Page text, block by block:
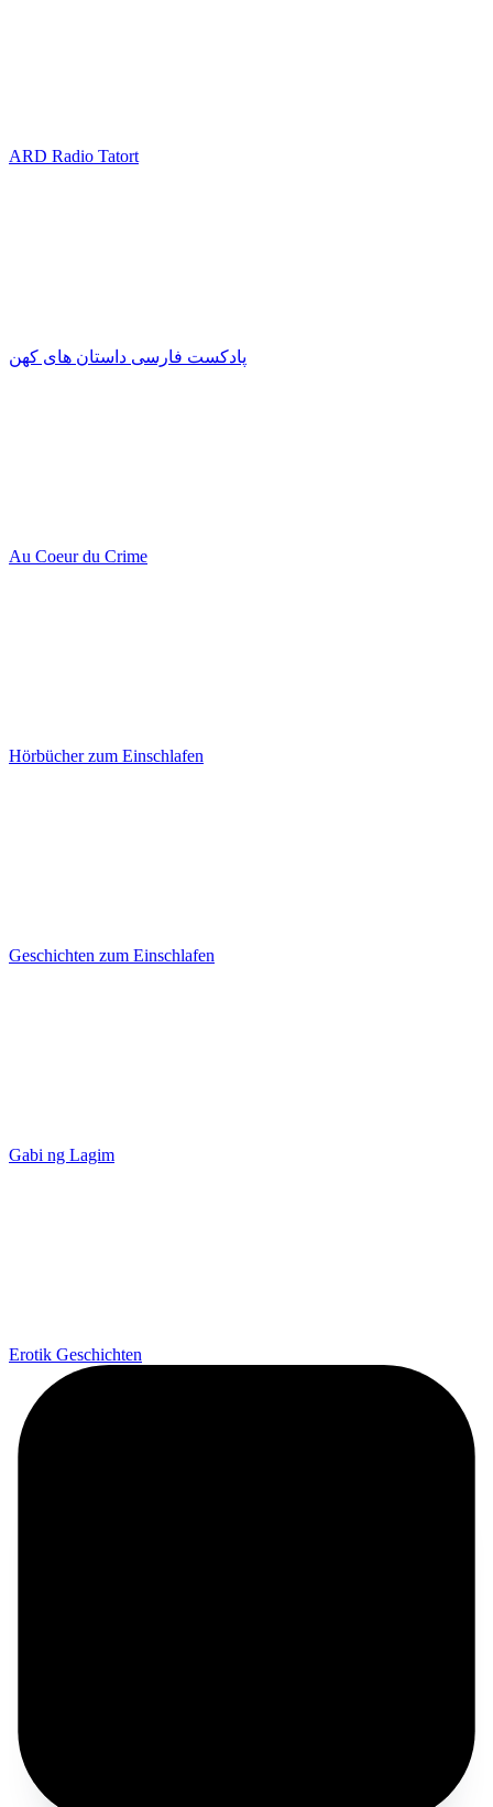
ARD Radio Tatort
پادکست فارسی داستان های کهن
Au Coeur du Crime
Hörbücher zum Einschlafen
Geschichten zum Einschlafen
Gabi ng Lagim
Erotik Geschichten